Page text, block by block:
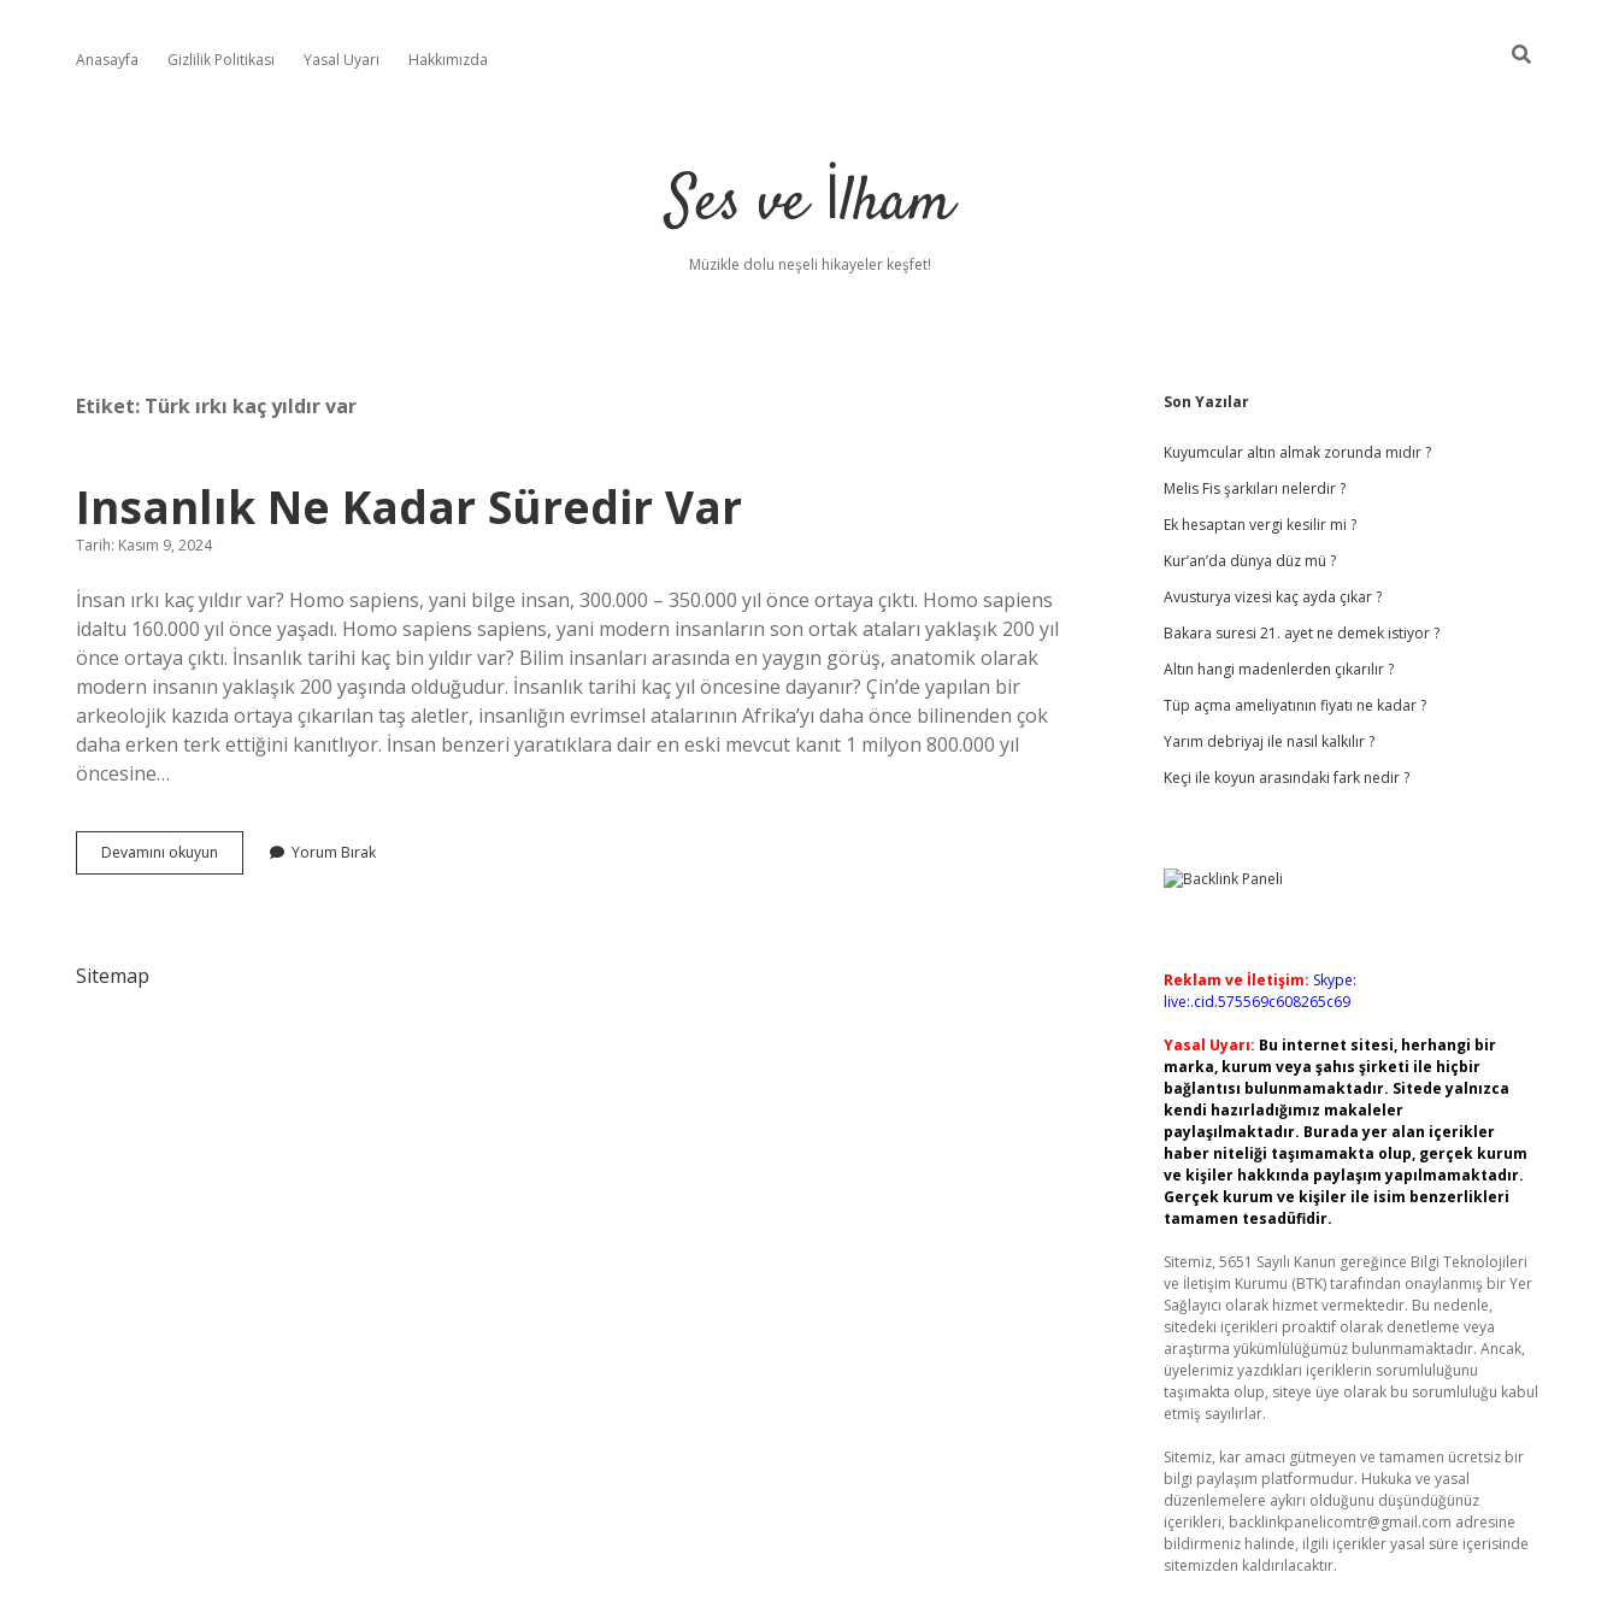
Anasayfa Gizlilik Politikası Yasal Uyarı Hakkımızda
Ses ve İlham
Müzikle dolu neşeli hikayeler keşfet!
Etiket: Türk ırkı kaç yıldır var
Insanlık Ne Kadar Süredir Var
Tarih: Kasım 9, 2024
İnsan ırkı kaç yıldır var? Homo sapiens, yani bilge insan, 300.000 – 350.000 yıl önce ortaya çıktı. Homo sapiens
idaltu 160.000 yıl önce yaşadı. Homo sapiens sapiens, yani modern insanların son ortak ataları yaklaşık 200 yıl
önce ortaya çıktı. İnsanlık tarihi kaç bin yıldır var? Bilim insanları arasında en yaygın görüş, anatomik olarak
modern insanın yaklaşık 200 yaşında olduğudur. İnsanlık tarihi kaç yıl öncesine dayanır? Çin’de yapılan bir
arkeolojik kazıda ortaya çıkarılan taş aletler, insanlığın evrimsel atalarının Afrika’yı daha önce bilinenden çok
daha erken terk ettiğini kanıtlıyor. İnsan benzeri yaratıklara dair en eski mevcut kanıt 1 milyon 800.000 yıl
öncesine…
Devamını okuyun
Ne
Yorum Bırak
Sitemap
Sidebar
Son Yazılar
Kuyumcular altın almak zorunda mıdır ?
Melis Fis şarkıları nelerdir ?
Ek hesaptan vergi kesilir mi ?
Kur’an’da dünya düz mü ?
Avusturya vizesi kaç ayda çıkar ?
Bakara suresi 21. ayet ne demek istiyor ?
Altın hangi madenlerden çıkarılır ?
Tüp açma ameliyatının fiyatı ne kadar ?
Yarım debriyaj ile nasıl kalkılır ?
Keçi ile koyun arasındaki fark nedir ?
Reklam ve İletişim: Skype:
live:.cid.575569c608265c69
Yasal Uyarı: Bu internet sitesi, herhangi bir
marka, kurum veya şahıs şirketi ile hiçbir
bağlantısı bulunmamaktadır. Sitede yalnızca
kendi hazırladığımız makaleler
paylaşılmaktadır. Burada yer alan içerikler
haber niteliği taşımamakta olup, gerçek kurum
ve kişiler hakkında paylaşım yapılmamaktadır.
Gerçek kurum ve kişiler ile isim benzerlikleri
tamamen tesadüfidir.
Sitemiz, 5651 Sayılı Kanun gereğince Bilgi Teknolojileri
ve İletişim Kurumu (BTK) tarafından onaylanmış bir Yer
Sağlayıcı olarak hizmet vermektedir. Bu nedenle,
sitedeki içerikleri proaktif olarak denetleme veya
araştırma yükümlülüğümüz bulunmamaktadır. Ancak,
üyelerimiz yazdıkları içeriklerin sorumluluğunu
taşımakta olup, siteye üye olarak bu sorumluluğu kabul
etmiş sayılırlar.
Sitemiz, kar amacı gütmeyen ve tamamen ücretsiz bir
bilgi paylaşım platformudur. Hukuka ve yasal
düzenlemelere aykırı olduğunu düşündüğünüz
içerikleri, backlinkpanelicomtr@gmail.com adresine
bildirmeniz halinde, ilgili içerikler yasal süre içerisinde
sitemizden kaldırılacaktır.